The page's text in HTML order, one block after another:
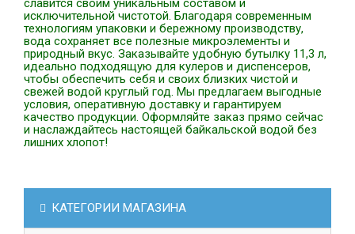
славится своим уникальным составом и
исключительной чистотой. Благодаря современным
технологиям упаковки и бережному производству,
вода сохраняет все полезные микроэлементы и
природный вкус. Заказывайте удобную бутылку 11,3 л,
идеально подходящую для кулеров и диспенсеров,
чтобы обеспечить себя и своих близких чистой и
свежей водой круглый год. Мы предлагаем выгодные
условия, оперативную доставку и гарантируем
качество продукции. Оформляйте заказ прямо сейчас
и наслаждайтесь настоящей байкальской водой без
лишних хлопот!
КАТЕГОРИИ МАГАЗИНА